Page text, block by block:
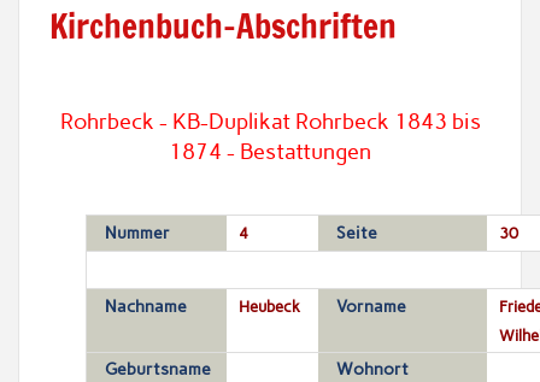
Kirchenbuch-Abschriften
Rohrbeck - KB-Duplikat Rohrbeck 1843 bis
1874 - Bestattungen
Nummer 4 Seite 30
Nachname Heubeck Vorname
Geburtsname
Wohnort